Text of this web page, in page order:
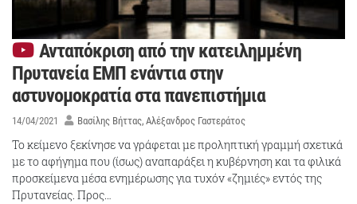
Ανταπόκριση από την κατειλημμένη
Πρυτανεία ΕΜΠ ενάντια στην
αστυνομοκρατία στα πανεπιστήμια
14/04/2021 Βασίλης Βήττας Αλέξανδρος Γαστεράτος
Το κείμενο ξεκίνησε να γράφεται με προληπτική γραμμή σχετικά
με το αφήγημα που (ίσως) αναπαράξει η κυβέρνηση και τα φιλικά
προσκείμενα μέσα ενημέρωσης για τυχόν «ζημιές» εντός της
Πρυτανείας. Προς…